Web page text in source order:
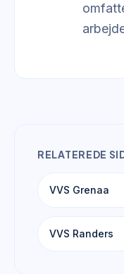
RELATEREDE
VVS Grenaa
VVS Randers